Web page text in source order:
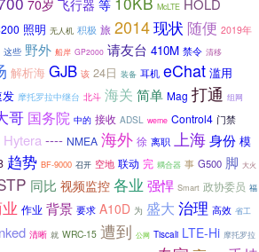
70岁 飞行器 等 McLTE HOLD
照明 无人机 积极 旅 2014现状 随便 2019年
这些 野外 船岸 GP2000 请友台 410M 禁令 清移
解析海 GJB 该 24日 装备 耳机 eChat 滥用
摩托罗拉中继台 北斗 海关 简单 Mag 打通 组网
哥 国务院 中的 接收 ADSL weme Control4 门禁
Hytera ---- NMEA 海外 徐 离职 上海身份 模
趋势 BF-9000 召开 空地 联动 完 耦合器 事 G500 脚 大火
同比 视频监控 各业 强悍 Smart 政协委员 福
作业 背景 要求 A10D 为 盛大 治理 高效 省工
清晰 就 WRC-15 遭到 公网 Tiscali LTE-Hi 摩托罗拉